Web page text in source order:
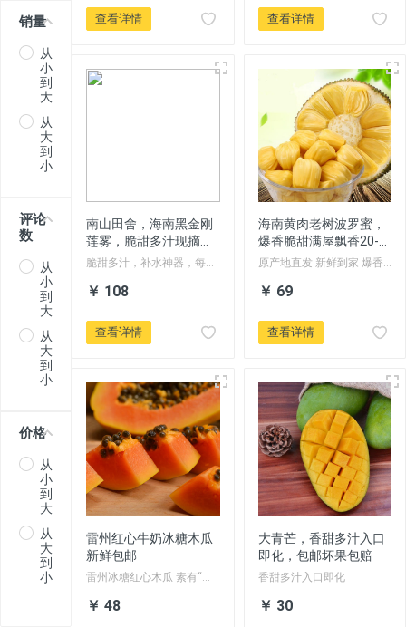
销量
从
小
到
大
从
大
到
小
评论
数
从
小
到
大
从
大
到
小
价格
从
小
到
大
从
大
到
小
查看详情 查看详情
南山田舍，海南黑金刚
莲雾，脆甜多汁现摘现
发，当季热带水果包邮
脆甜多汁，补水神器，每天
￥ 108
查看详情
海南黄肉老树波罗蜜，
爆香脆甜满屋飘香20-
30斤包邮
原产地直发 新鲜到家 爆香
￥ 69
查看详情
雷州红心牛奶冰糖木瓜
新鲜包邮
雷州冰糖红心木瓜 素有“百
正常的情况下单个重量约1
￥ 48
大青芒，香甜多汁入口
即化，包邮坏果包赔
香甜多汁入口即化
￥ 30